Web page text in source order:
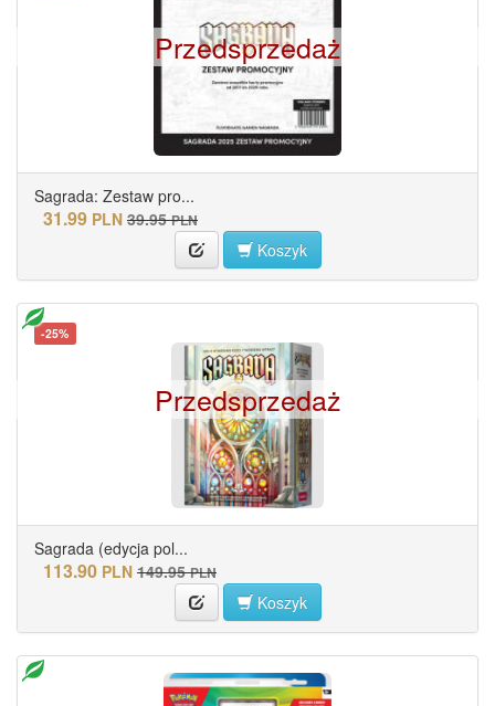
Sagrada: Zestaw pro...
31.99 PLN 39.95 PLN
Koszyk
Przedsprzedaż
-25%
Sagrada (edycja pol...
113.90 PLN 149.95 PLN
Koszyk
Przedsprzedaż